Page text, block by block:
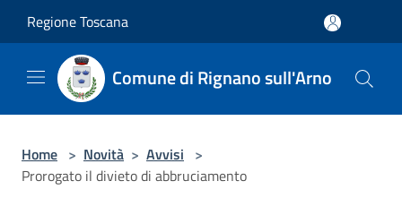
Regione Toscana
Comune di Rignano sull'Arno
Home > Novità > Avvisi >
Prorogato il divieto di abbruciamento